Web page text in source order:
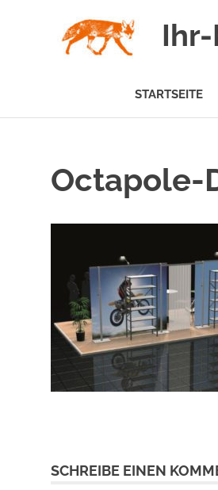
STARTSEITE
Octapole-
SCHREIBE EINEN